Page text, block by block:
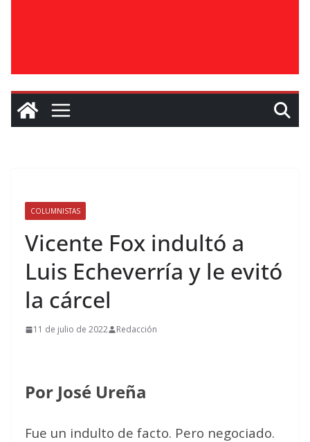
COLUMNISTAS
Vicente Fox indultó a
Luis Echeverría y le evitó
la cárcel
11 de julio de 2022 Redacción
Por José Ureña
Fue un indulto de facto. Pero negociado.